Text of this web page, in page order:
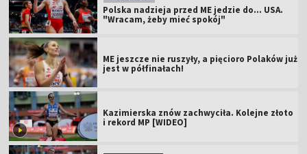
Polska nadzieja przed ME jedzie do... USA.
"Wracam, żeby mieć spokój"
ME jeszcze nie ruszyły, a pięcioro Polaków już
jest w półfinałach!
Kazimierska znów zachwyciła. Kolejne złoto
i rekord MP [WIDEO]